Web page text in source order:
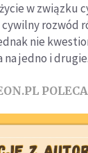
w związku
rozwód
nie
jedno i drugie.
POLECA